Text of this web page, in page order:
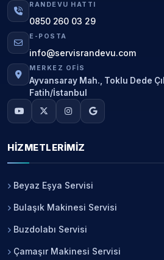
RANDEVU HATTI
0850 260 03 29
E-POSTA
info@servisrandevu.com
MERKEZ OFIS
Ayvansaray Mah., Toklu Dede
Fatih/İstanbul
HIZMETLERIMIZ
Beyaz Eşya Servisi
Bulaşık Makinesi Servisi
Buzdolabı Servisi
Çamaşır Makinesi Servisi